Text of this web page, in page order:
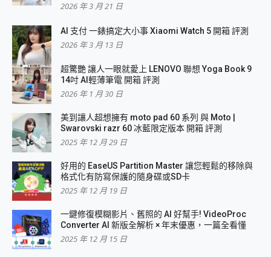
2026 年 3 月 21 日
AI 支付 一錶搞定大小事 Xiaomi Watch 5 開箱 評測
2026 年 3 月 13 日
超驚艷 讓人一眼就愛上 LENOVO 聯想 Yoga Book 9
14吋 AI輕薄筆電 開箱 評測
2026 年 1 月 30 日
美到讓人超想擁有 moto pad 60 系列 與 Moto |
Swarovski razr 60 冰藍限定版本 開箱 評測
2025 年 12 月 29 日
好用的 EaseUS Partition Master 讓您輕鬆的移除與
格式化有防寫保護的隨身碟或SD卡
2025 年 12 月 19 日
一鍵修復模糊影片、舊照的 AI 好幫手! VideoProc
Converter AI 新版全解析 × 年末優惠，一篇全看懂
2025 年 12 月 15 日